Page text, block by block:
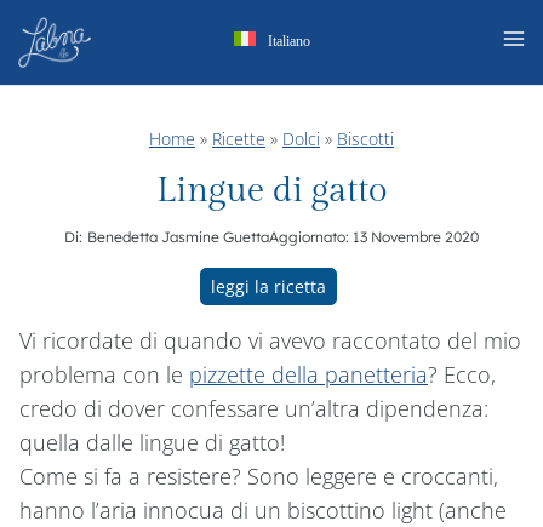
Salta
contenuto
Italiano
Home » Ricette » Dolci » Biscotti
Lingue di gatto
Di: Benedetta Jasmine GuettaAggiornato: 13 Novembre 2020
leggi la ricetta
Vi ricordate di quando vi avevo raccontato del mio
problema con le pizzette della panetteria? Ecco,
credo di dover confessare un’altra dipendenza:
quella dalle lingue di gatto!
Come si fa a resistere? Sono leggere e croccanti,
hanno l’aria innocua di un biscottino light (anche